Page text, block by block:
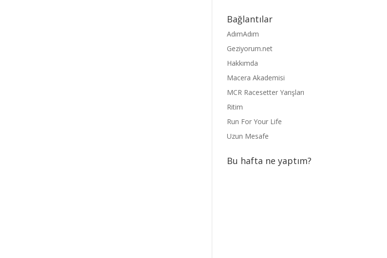
Bağlantılar
AdımAdım
Geziyorum.net
Hakkımda
Macera Akademisi
MCR Racesetter Yarışları
Ritim
Run For Your Life
Uzun Mesafe
Bu hafta ne yaptım?